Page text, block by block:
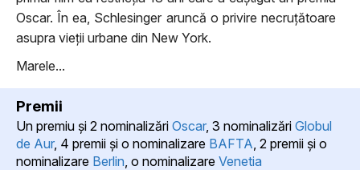
Oscar. În ea, Schlesinger aruncă o privire necruțătoare
asupra vieții urbane din New York.
Marele...
Premii
Un premiu şi 2 nominalizări Oscar, 3 nominalizări Globul
de Aur, 4 premii şi o nominalizare BAFTA , 2 premii şi o
nominalizare Berlin , o nominalizare Venetia